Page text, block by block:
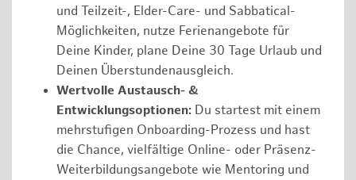
und Teilzeit-, Elder-Care- und Sabbatical-
Möglichkeiten, nutze Ferienangebote für
Deine Kinder, plane Deine 30 Tage Urlaub und
Deinen Überstundenausgleich.
Wertvolle Austausch- &
Entwicklungsoptionen: Du startest mit einem
mehrstufigen Onboarding-Prozess und hast
die Chance, vielfältige Online- oder Präsenz-
Weiterbildungsangebote wie Mentoring und